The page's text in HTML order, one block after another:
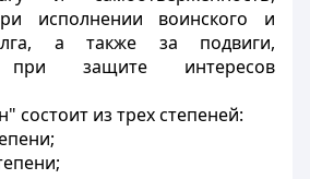
исполнении воинского и
a также за подвиги,
при защите интересов
состоит из трех степеней: